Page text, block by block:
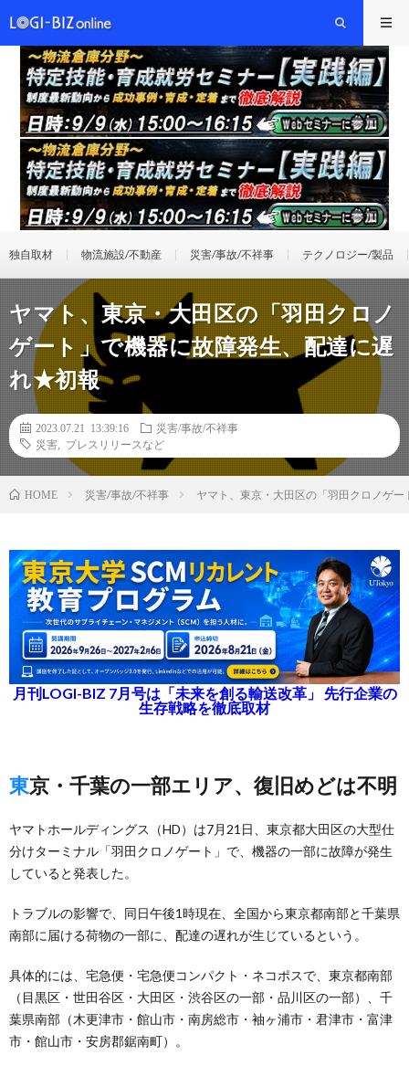
独自取材 物流施設/不動産 災害/事故/不祥事 テクノロジー/製品
ヤマト、東京・大田区の「羽田クロノ
ゲート」で機器に故障発生、配達に遅
れ★初報
2023.07.21 13:39:16
災害/事故/不祥事
災害
プレスリリースなど
HOME 災害/事故/不祥事 ヤマト、東京・大田区の「羽田クロノゲ
月刊LOGI-BIZ 7月号は「未来を創る輸送改革」 先行企業の
生存戦略を徹底取材
東京・千葉の一部エリア、復旧めどは不明
ヤマトホールディングス（HD）は7月21日、東京都大田区の大型仕
分けターミナル「羽田クロノゲート」で、機器の一部に故障が発生
していると発表した。
トラブルの影響で、同日午後1時現在、全国から東京都南部と千葉県
南部に届ける荷物の一部に、配達の遅れが生じているという。
具体的には、宅急便・宅急便コンパクト・ネコポスで、東京都南部
（目黒区・世田谷区・大田区・渋谷区の一部・品川区の一部）、千
葉県南部（木更津市・館山市・南房総市・袖ヶ浦市・君津市・富津
市・館山市・安房郡鋸南町）。